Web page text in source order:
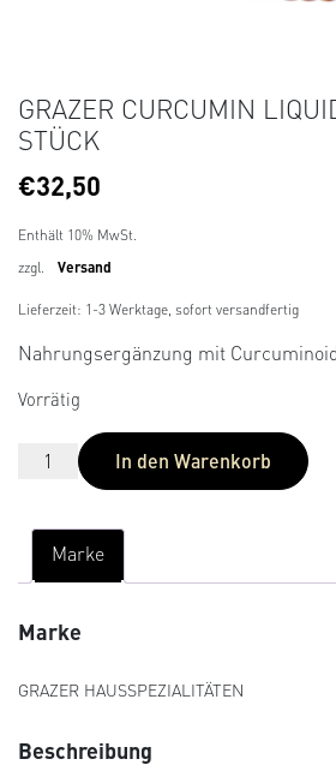
GRAZER CURCUMIN
STÜCK
€32,50
Enthält 10% MwSt.
zzgl.
Versand
Lieferzeit: 1-3 Werktage, sofort versandfertig
Nahrungsergänzung mit
Vorrätig
In den Warenkorb
Marke
Marke
GRAZER HAUSSPEZIALITÄTEN
Beschreibung